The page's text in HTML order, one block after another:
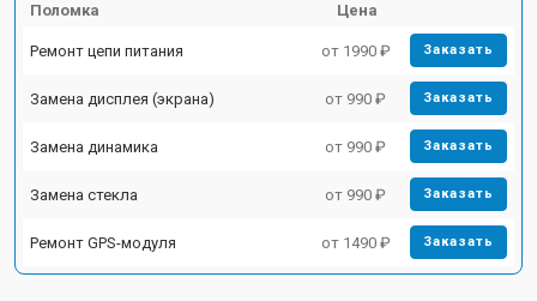
Поломка Цена
Ремонт цепи питания от 1990 ₽ Заказать
Замена дисплея (экрана) от 990 ₽ Заказать
Замена динамика от 990 ₽ Заказать
Замена стекла от 990 ₽ Заказать
Ремонт GPS-модуля от 1490 ₽ Заказать